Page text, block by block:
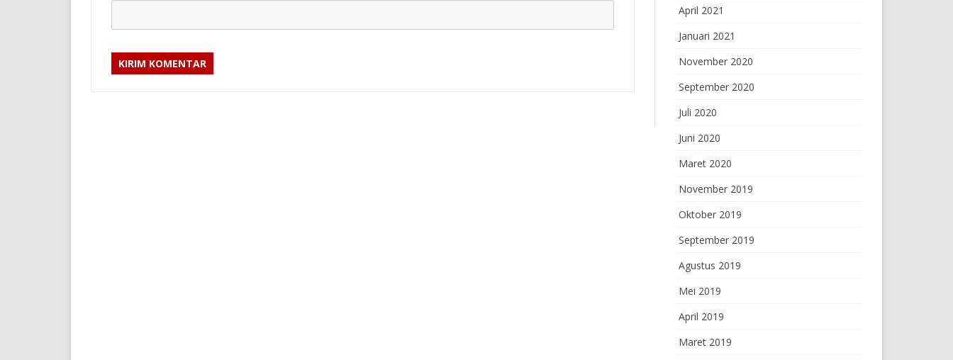
April 2021
Januari 2021
November 2020
September 2020
Juli 2020
Juni 2020
Maret 2020
November 2019
Oktober 2019
September 2019
Agustus 2019
Mei 2019
April 2019
Maret 2019